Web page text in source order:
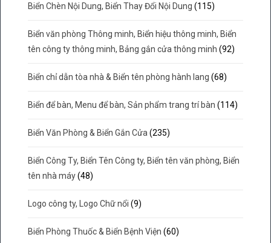
Biển Chèn Nội Dung, Biển Thay Đổi Nội Dung (115)
Biển văn phòng Thông minh, Biển hiệu thông minh, Biển
tên công ty thông minh, Bảng gắn cửa thông minh (92)
Biển chỉ dẫn tòa nhà & Biển tên phòng hành lang (68)
Biển để bàn, Menu để bàn, Sản phẩm trang trí bàn (114)
Biển Văn Phòng & Biển Gắn Cửa (235)
Biển Công Ty, Biển Tên Công ty, Biển tên văn phòng, Biển
tên nhà máy (48)
Logo công ty, Logo Chữ nổi (9)
Biển Phòng Thuốc & Biển Bệnh Viện (60)